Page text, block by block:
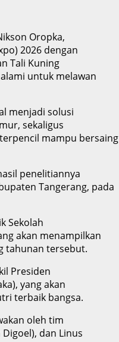
Oropka,
2026 dengan
Tali Kuning
untuk melawan
menjadi solusi
sekaligus
mampu bersaing
penelitiannya
Tangerang, pada
akan menampilkan
tahunan tersebut.
Presiden
yang akan
terbaik bangsa.
oleh tim
dan Linus